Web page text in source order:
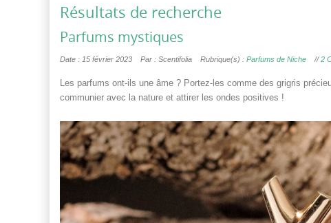
Résultats de recherche
Parfums mystiques
Date : 15 février 2023 Par : Scentifolia Rubrique(s) : Parfums de Niche //2
Les parfums ont-ils une âme ? Portez-les comme des grigris
communier avec la nature et attirer les ondes positives !